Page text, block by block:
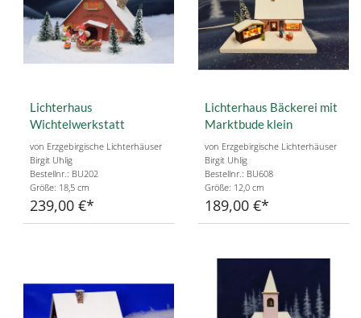
Lichterhaus
Wichtelwerkstatt
von Erzgebirgische Lichterhäuser
Birgit Uhlig
Bestellnr.: BU202
Größe: 18,5 cm
239,00 €
Lichterhaus Bäckerei mit
Marktbude klein
von Erzgebirgische Lichterhäuser
Birgit Uhlig
Bestellnr.: BU608
Größe: 12,0 cm
189,00 €